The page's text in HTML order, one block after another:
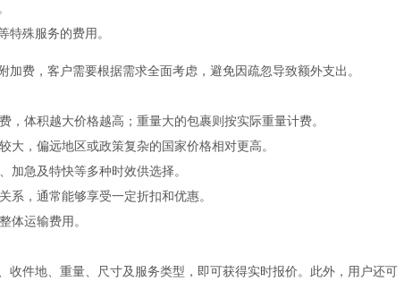
特殊服务的费用。
费，客户需要根据需求全面考虑，避免因疏忽导致额外支出。
，体积越大价格越高；重量大的包裹则按实际重量计费。
大，偏远地区或政策复杂的国家价格相对更高。
加急及特快等多种时效供选择。
系，通常能够享受一定折扣和优惠。
体运输费用。
收件地、重量、尺寸及服务类型，即可获得实时报价。此外，用户还可